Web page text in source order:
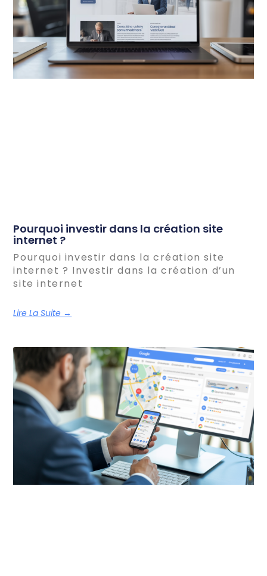
Pourquoi investir dans la création site
internet ?
Pourquoi investir dans la création site
internet ? Investir dans la création d’un
site internet
Lire La Suite →